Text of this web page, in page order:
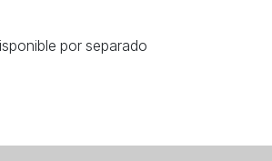
por separado